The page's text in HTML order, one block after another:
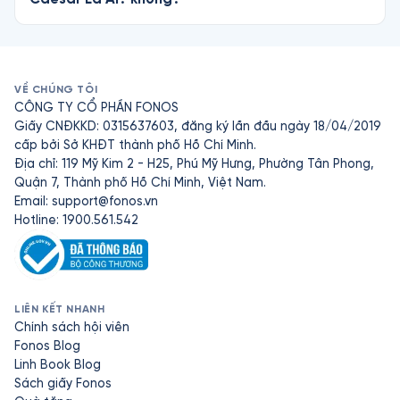
VỀ CHÚNG TÔI
CÔNG TY CỔ PHẦN FONOS
Giấy CNĐKKD: 0315637603, đăng ký lần đầu ngày 18/04/2019
cấp bởi Sở KHĐT thành phố Hồ Chí Minh.
Địa chỉ: 119 Mỹ Kim 2 - H25, Phú Mỹ Hưng, Phường Tân Phong,
Quận 7, Thành phố Hồ Chí Minh, Việt Nam.
Email: support@fonos.vn
Hotline: 1900.561.542
LIÊN KẾT NHANH
Chính sách hội viên
Fonos Blog
Linh Book Blog
Sách giấy Fonos